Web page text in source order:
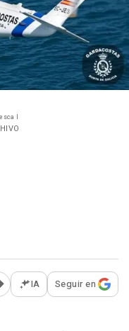
I
opciones para
IA Seguir en